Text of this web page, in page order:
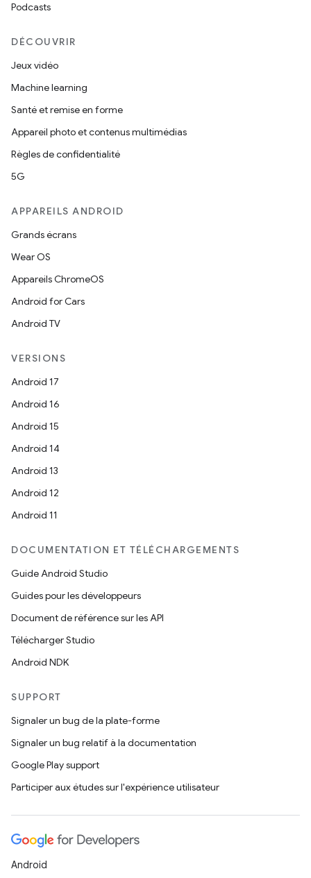
Podcasts
DÉCOUVRIR
Jeux vidéo
Machine learning
Santé et remise en forme
Appareil photo et contenus multimédias
Règles de confidentialité
5G
APPAREILS ANDROID
Grands écrans
Wear OS
Appareils ChromeOS
Android for Cars
Android TV
VERSIONS
Android 17
Android 16
Android 15
Android 14
Android 13
Android 12
Android 11
DOCUMENTATION ET TÉLÉCHARGEMENTS
Guide Android Studio
Guides pour les développeurs
Document de référence sur les API
Télécharger Studio
Android NDK
SUPPORT
Signaler un bug de la plate-forme
Signaler un bug relatif à la documentation
Google Play support
Participer aux études sur l'expérience utilisateur
Android